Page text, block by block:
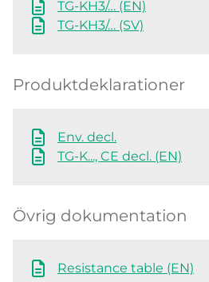
TG-KH3/… (EN)
TG-KH3/… (SV)
Produktdeklarationer
Env. decl.
TG-K..., CE decl. (EN)
Övrig dokumentation
Resistance table (EN)